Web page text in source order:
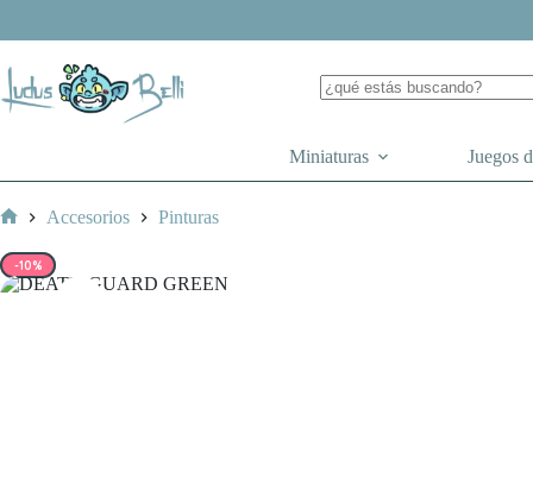
Miniaturas Juegos
Accesorios Pinturas
-10%